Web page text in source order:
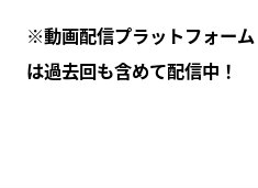
※動画配信プラットフォー
は過去回も含めて配信中！